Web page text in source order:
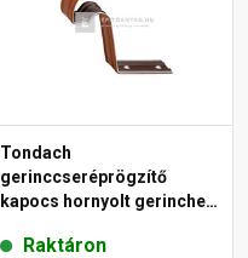
Tondach
gerinccseréprögzítő
kapocs hornyolt gerinchez
Raktáron